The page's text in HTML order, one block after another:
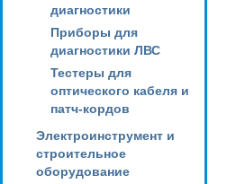
диагностики
Приборы для
диагностики ЛВС
Тестеры для
оптического кабеля и
патч-кордов
Электроинструмент и
строительное
оборудование